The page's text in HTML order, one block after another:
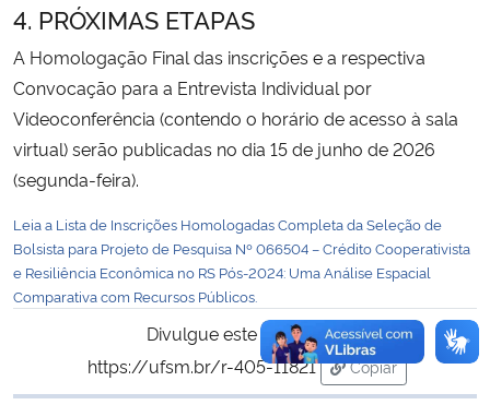
4. PRÓXIMAS ETAPAS
A Homologação Final das inscrições e a respectiva
Convocação para a Entrevista Individual por
Videoconferência (contendo o horário de acesso à sala
virtual) serão publicadas no dia 15 de junho de 2026
(segunda-feira).
Leia a Lista de Inscrições Homologadas Completa da Seleção de
Bolsista para Projeto de Pesquisa Nº 066504 – Crédito Cooperativista
e Resiliência Econômica no RS Pós-2024: Uma Análise Espacial
Comparativa com Recursos Públicos.
Divulgue este conteúdo:
https://ufsm.br/r-405-11821
Copiar
para área de